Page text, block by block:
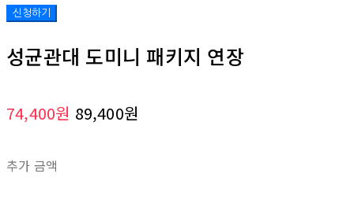
성균관대 도미니 패키지 연장
74,400원 89,400원
추가 금액